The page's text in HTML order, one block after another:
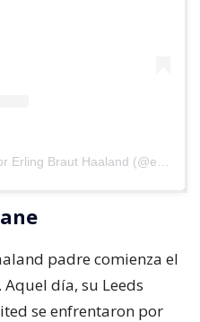
padre comienza el
día, su Leeds
se enfrentaron por